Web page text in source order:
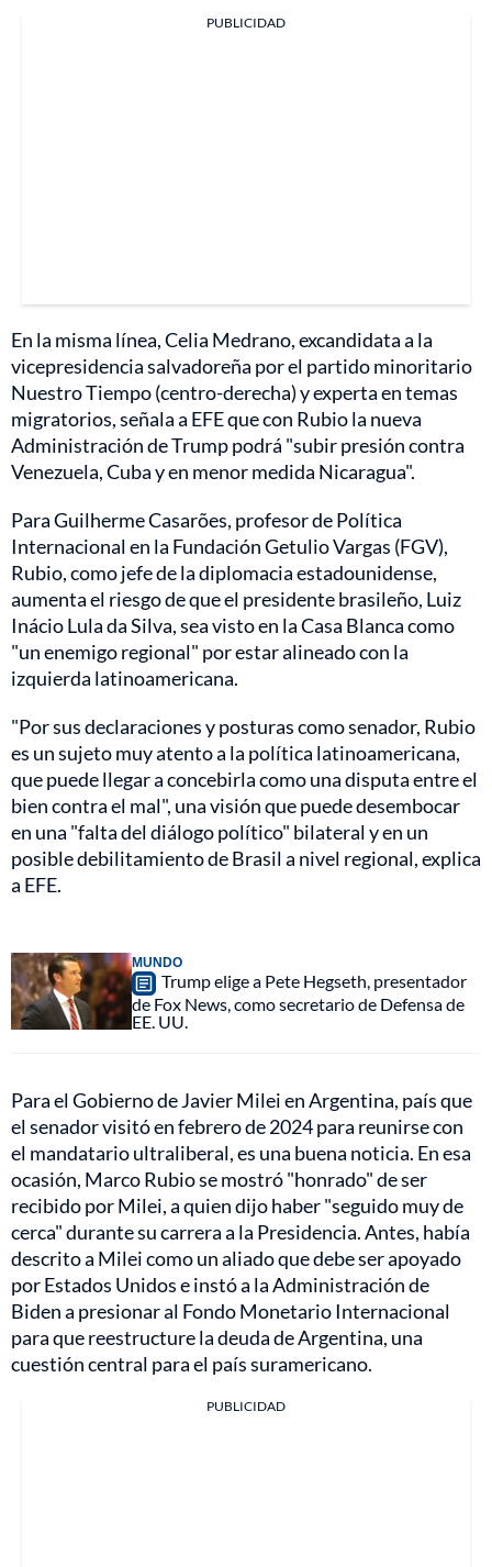
PUBLICIDAD
En la misma línea, Celia Medrano, excandidata a la
vicepresidencia salvadoreña por el partido minoritario
Nuestro Tiempo (centro-derecha) y experta en temas
migratorios, señala a EFE que con Rubio la nueva
Administración de Trump podrá "subir presión contra
Venezuela, Cuba y en menor medida Nicaragua".
Para Guilherme Casarões, profesor de Política
Internacional en la Fundación Getulio Vargas (FGV),
Rubio, como jefe de la diplomacia estadounidense,
aumenta el riesgo de que el presidente brasileño, Luiz
Inácio Lula da Silva, sea visto en la Casa Blanca como
"un enemigo regional" por estar alineado con la
izquierda latinoamericana.
"Por sus declaraciones y posturas como senador, Rubio
es un sujeto muy atento a la política latinoamericana,
que puede llegar a concebirla como una disputa entre el
bien contra el mal", una visión que puede desembocar
en una "falta del diálogo político" bilateral y en un
posible debilitamiento de Brasil a nivel regional, explica
a EFE.
MUNDO
Trump elige a Pete Hegseth, presentador
de Fox News, como secretario de Defensa de
EE. UU.
Para el Gobierno de Javier Milei en Argentina, país que
el senador visitó en febrero de 2024 para reunirse con
el mandatario ultraliberal, es una buena noticia. En esa
ocasión, Marco Rubio se mostró "honrado" de ser
recibido por Milei, a quien dijo haber "seguido muy de
cerca" durante su carrera a la Presidencia. Antes, había
descrito a Milei como un aliado que debe ser apoyado
por Estados Unidos e instó a la Administración de
Biden a presionar al Fondo Monetario Internacional
para que reestructure la deuda de Argentina, una
cuestión central para el país suramericano.
PUBLICIDAD